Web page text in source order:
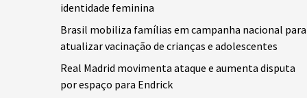
identidade feminina
Brasil mobiliza famílias em campanha nacional para
atualizar vacinação de crianças e adolescentes
Real Madrid movimenta ataque e aumenta disputa
por espaço para Endrick